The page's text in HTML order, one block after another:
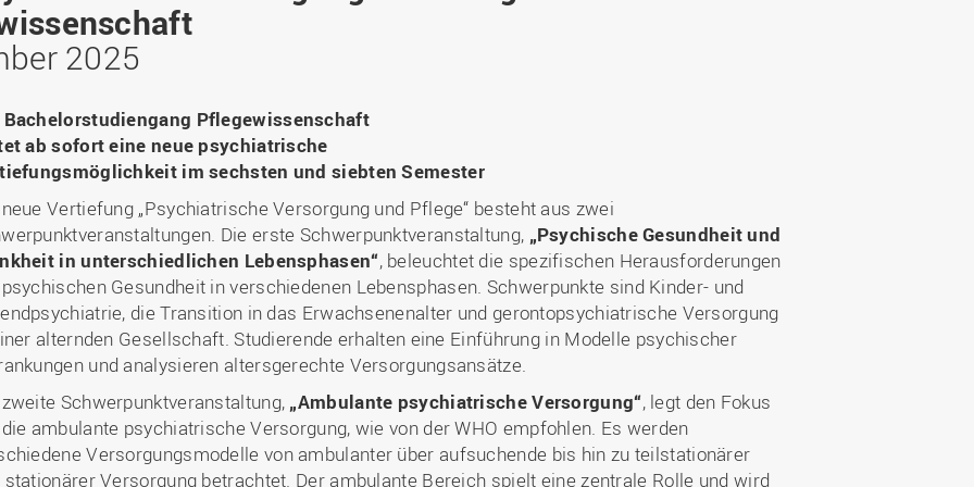
und
Winterprogramme
Outgoing
als Fremdsprache
für
Geflüchtete
internationaler
(FIT) in Osnabrück
Bibliothek
LearningCenter
Career Services
in der
Forschung
Center
Hochschulbüro
Forschungsergebnisse für
die Praxis
Gründungen | Start-Ups
Transfer in die Gesellschaft
Ausschreibungen zu
Förderungen und Preisen
Forschungsbericht
in
Hochschulzentrum China
(HZC)
UAS7
Informatik (IuI)
Institut für Musik (IfM)
Management, Kultur und
Technik (MKT, Campus
Sozialwissenschaften
Professional School
Amtsblatt
Personensuche
2025
Bachelorstudiengang Pflegewissenschaft
ab sofort eine neue psychiatrische
im sechsten und siebten Semester
Vertiefung „Psychiatrische Versorgung und Pflege“ besteht aus zwei
Die erste Schwerpunktveranstaltung, „Psychische Gesundheit und
in unterschiedlichen Lebensphasen“, beleuchtet die spezifischen Herausforderungen
Gesundheit in verschiedenen Lebensphasen. Schwerpunkte sind Kinder- und
die Transition in das Erwachsenenalter und gerontopsychiatrische Versorgung
alternden Gesellschaft. Studierende erhalten eine Einführung in Modelle psychischer
und analysieren altersgerechte Versorgungsansätze.
Schwerpunktveranstaltung, „Ambulante psychiatrische Versorgung“, legt den Fokus
ambulante psychiatrische Versorgung, wie von der WHO empfohlen. Es werden
Versorgungsmodelle von ambulanter über aufsuchende bis hin zu teilstationärer
stationärer Versorgung betrachtet. Der ambulante Bereich spielt eine zentrale Rolle und wird